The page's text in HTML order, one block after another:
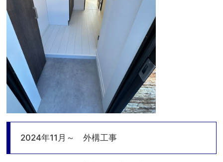
2024年11月～ 外構工事